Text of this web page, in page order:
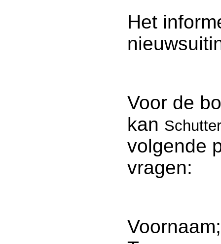
Het
Voor de
kan
volgende
vragen:
Voornaam;